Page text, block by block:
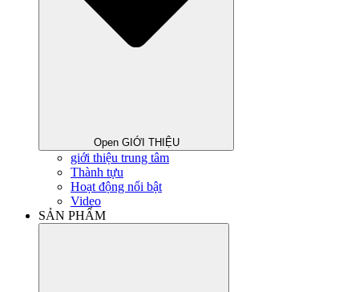
Open GIỚI THIỆU
giới thiệu trung tâm
Thành tựu
Hoạt động nổi bật
Video
SẢN PHẨM